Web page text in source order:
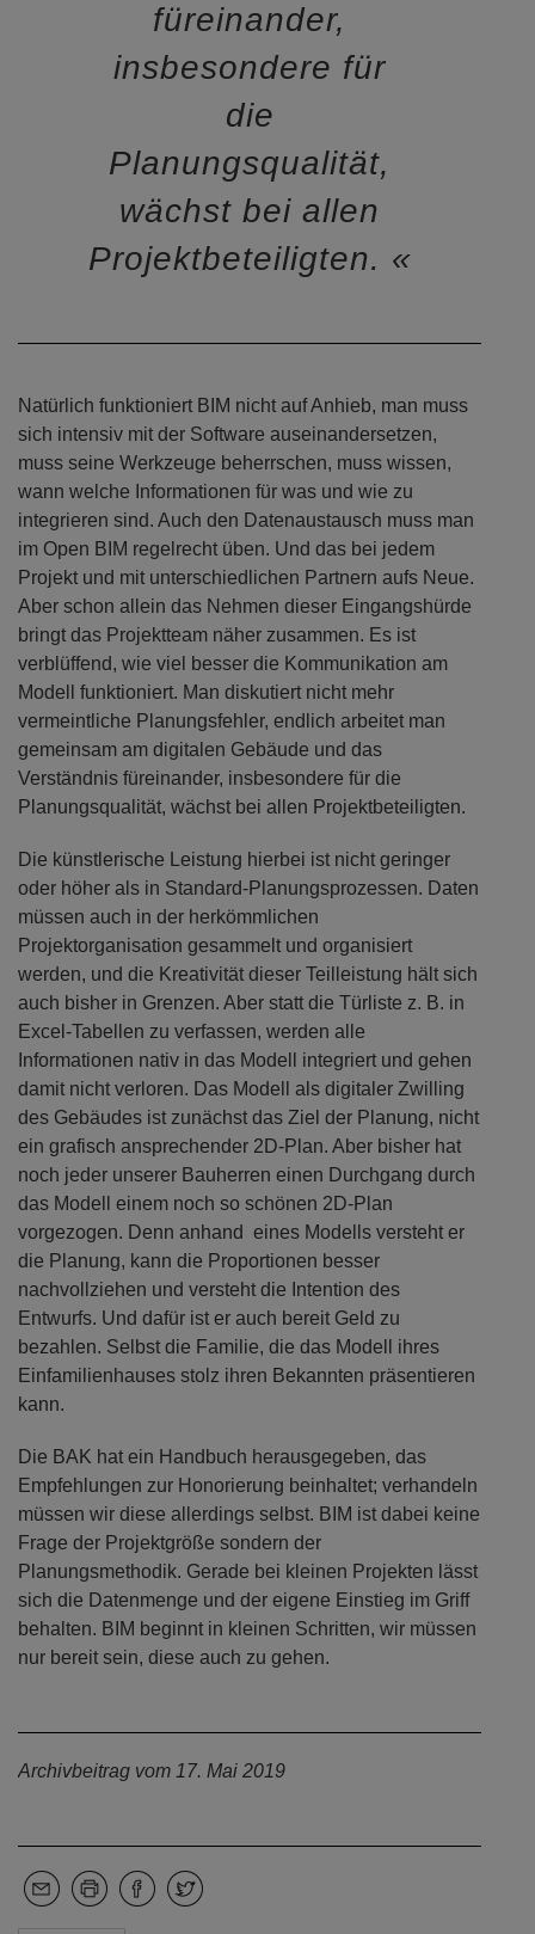
füreinander,
insbesondere für
die
Planungsqualität,
wächst bei allen
Projektbeteiligten.
Natürlich funktioniert BIM nicht auf Anhieb, man muss
sich intensiv mit der Software auseinandersetzen,
muss seine Werkzeuge beherrschen, muss wissen,
wann welche Informationen für was und wie zu
integrieren sind. Auch den Datenaustausch muss man
im Open BIM regelrecht üben. Und das bei jedem
Projekt und mit unterschiedlichen Partnern aufs Neue.
Aber schon allein das Nehmen dieser Eingangshürde
bringt das Projektteam näher zusammen. Es ist
verblüffend, wie viel besser die Kommunikation am
Modell funktioniert. Man diskutiert nicht mehr
vermeintliche Planungsfehler, endlich arbeitet man
gemeinsam am digitalen Gebäude und das
Verständnis füreinander, insbesondere für die
Planungsqualität, wächst bei allen Projektbeteiligten.
Die künstlerische Leistung hierbei ist nicht geringer
oder höher als in Standard-Planungsprozessen. Daten
müssen auch in der herkömmlichen
Projektorganisation gesammelt und organisiert
werden, und die Kreativität dieser Teilleistung hält sich
auch bisher in Grenzen. Aber statt die Türliste z. B. in
Excel-Tabellen zu verfassen, werden alle
Informationen nativ in das Modell integriert und gehen
damit nicht verloren. Das Modell als digitaler Zwilling
des Gebäudes ist zunächst das Ziel der Planung, nicht
ein grafisch ansprechender 2D-Plan. Aber bisher hat
noch jeder unserer Bauherren einen Durchgang durch
das Modell einem noch so schönen 2D-Plan
vorgezogen. Denn anhand eines Modells versteht er
die Planung, kann die Proportionen besser
nachvollziehen und versteht die Intention des
Entwurfs. Und dafür ist er auch bereit Geld zu
bezahlen. Selbst die Familie, die das Modell ihres
Einfamilienhauses stolz ihren Bekannten präsentieren
kann.
Die BAK hat ein Handbuch herausgegeben, das
Empfehlungen zur Honorierung beinhaltet; verhandeln
müssen wir diese allerdings selbst. BIM ist dabei keine
Frage der Projektgröße sondern der
Planungsmethodik. Gerade bei kleinen Projekten lässt
sich die Datenmenge und der eigene Einstieg im Griff
behalten. BIM beginnt in kleinen Schritten, wir müssen
nur bereit sein, diese auch zu gehen.
Archivbeitrag vom 17. Mai 2019